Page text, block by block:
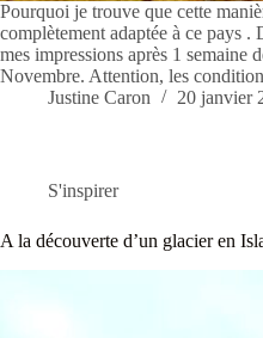
Pourquoi je trouve que cette
complètement adaptée à ce pays .
mes impressions après 1 semaine
Novembre. Attention, les
Justine Caron
20 janvier
S'inspirer
A la découverte d’un glacier en